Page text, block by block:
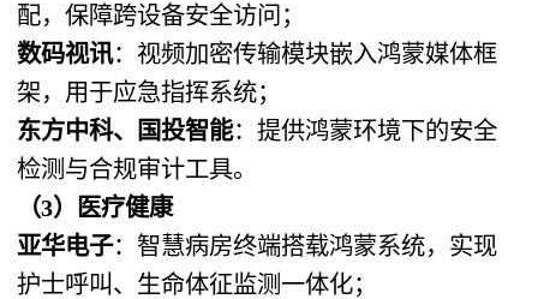
配，保障跨设备安全访问；
数码视讯：视频加密传输模块嵌入鸿蒙媒体框
架，用于应急指挥系统；
东方中科、国投智能：提供鸿蒙环境下的安全
检测与合规审计工具。
（3）医疗健康
亚华电子：智慧病房终端搭载鸿蒙系统，实现
护士呼叫、生命体征监测一体化；